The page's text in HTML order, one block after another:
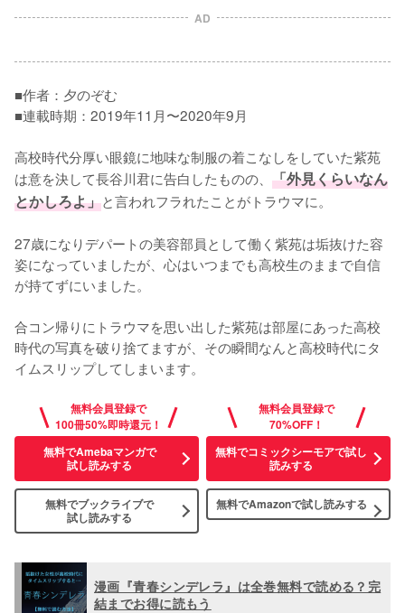
AD
■作者：夕のぞむ
■連載時期：2019年11月〜2020年9月
高校時代分厚い眼鏡に地味な制服の着こなしをしていた紫苑
は意を決して長谷川君に告白したものの、 「外見くらいなん
とかしろよ」と言われフラれたことがトラウマに。
27歳になりデパートの美容部員として働く紫苑は垢抜けた容
姿になっていましたが、心はいつまでも高校生のままで自信
が持てずにいました。
合コン帰りにトラウマを思い出した紫苑は部屋にあった高校
時代の写真を破り捨てますが、その瞬間なんと高校時代にタ
イムスリップしてしまいます。
無料会員登録で
100冊50%即時還元！
無料会員登録で
70%OFF！
無料でAmebaマンガで
試し読みする
無料でコミックシーモアで試し
読みする
無料でブックライブで
試し読みする
無料でAmazonで試し読みする
漫画『青春シンデレラ』は全巻無料で読める？完
結までお得に読もう